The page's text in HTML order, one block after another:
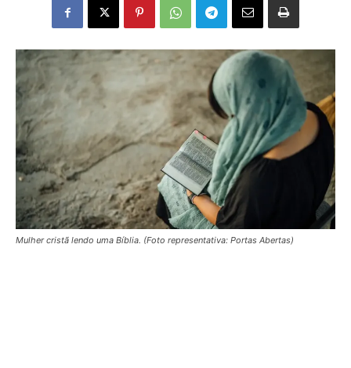
Mulher cristã lendo uma Bíblia. (Foto representativa: Portas Abertas)